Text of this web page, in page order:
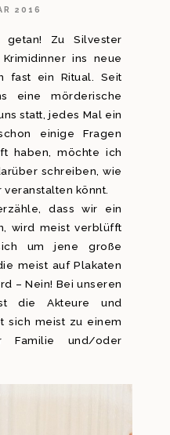
2016
Zu Silvester
ins neue
fast ein Ritual. Seit
eine mörderische
statt, jedes Mal ein
einige Fragen
haben, möchte ich
schreiben, wie
veranstalten könnt.
dass wir ein
wird meist verblüfft
um jene große
meist auf Plakaten
– Nein! Bei unseren
die Akteure und
sich meist zu einem
Familie und/oder